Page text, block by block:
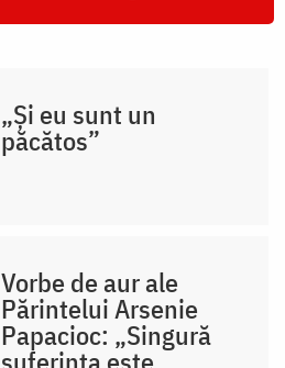
„Și eu sunt un
păcătos”
Vorbe de aur ale
Părintelui Arsenie
Papacioc: „Singură